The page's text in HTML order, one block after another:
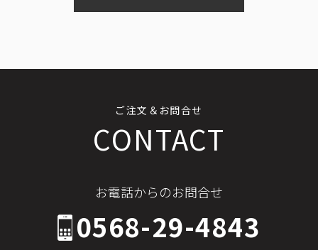
ご注文＆お問合せ
CONTACT
お電話からのお問合せ
0568-29-4843